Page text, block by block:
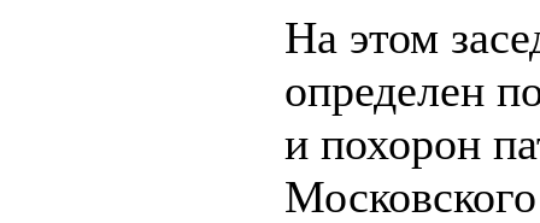
На этом
определен
и похорон